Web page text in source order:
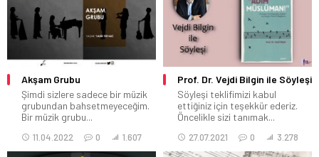
Akşam Grubu
Şimdi sizlere sadece bir müzik
grubundan bahsetmeyeceğim.
Bir müzik grubu...
11.04.2022 0 1.607
Prof. Dr. Vejdi Bilgin ile Söyleşi
Söyleşi teklifimizi kabul
ettiğiniz için teşekkür ederiz.
Öncelikle sizi tanımak...
27.07.2021 0 3.278